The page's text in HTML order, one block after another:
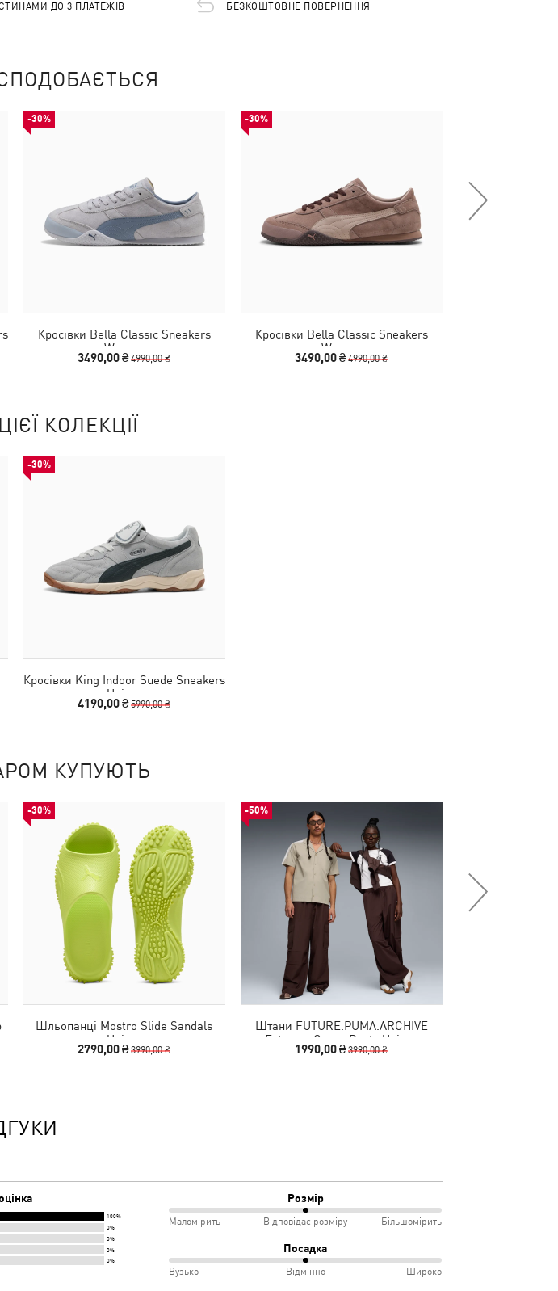
ДО 3 ПЛАТЕЖІВ БЕЗКОШТОВНЕ ПОВЕРНЕННЯ
-30%
Кросівки Bella Classic Sneakers
Women
3490,00 ₴4990,00 ₴
-30%
Кросівки Bella Classic Sneakers
Women
3490,00 ₴4990,00 ₴
КОЛЕКЦІЇ
-30%
Кросівки King Indoor Suede Sneakers
Unisex
4190,00 ₴5990,00 ₴
КУПУЮТЬ
-30%
Шльопанці Mostro Slide Sandals
Unisex
2790,00 ₴3990,00 ₴
-50%
Штани FUTURE.PUMA.ARCHIVE
Extreme Cargo Pants Unisex
1990,00 ₴3990,00 ₴
100%
0%
0%
0%
0%
Розмір
50%
Маломірить
Маломірить Відповідає розміру Більшомірить
Посадка
50%
Вузько Відмінно Широко